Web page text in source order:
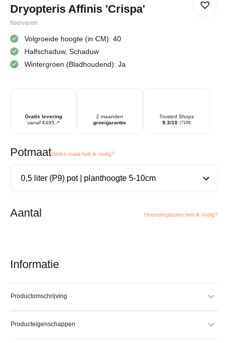
Dryopteris Affinis 'Crispa'
Niervaren
Volgroeide hoogte (in CM): 40
Halfschaduw, Schaduw
Wintergroen (Bladhoudend): Ja
Gratis levering
vanaf €495,-*
2 maanden
groeigarantie
Trusted Shops
9.3/10 (7128)
PotmaatWelke maat heb ik nodig?
Aantal Hoeveel planten heb ik nodig?
Informatie
Productomschrijving
Producteigenschappen